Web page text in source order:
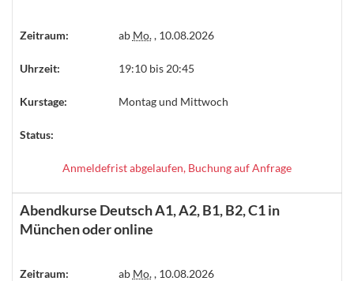
Zeitraum: ab Mo., 10.08.2026
Uhrzeit: 19:10 bis 20:45
Kurstage: Montag und Mittwoch
Status:
Anmeldefrist abgelaufen, Buchung auf Anfrage
Abendkurse Deutsch A1, A2, B1, B2, C1 in
München oder online
Zeitraum: ab Mo., 10.08.2026